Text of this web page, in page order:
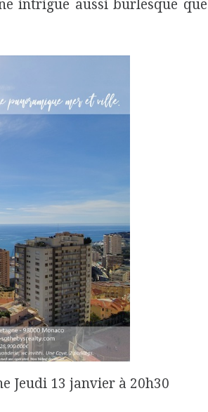
intrigue aussi burlesque que
Jeudi 13 janvier à 20h30